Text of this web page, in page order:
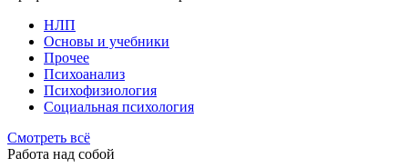
НЛП
Основы и учебники
Прочее
Психоанализ
Психофизиология
Социальная психология
Смотреть всё
Работа над собой